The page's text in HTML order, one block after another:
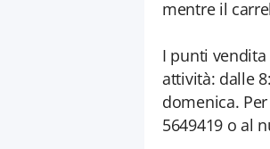
mentre il
I punti
attività: dalle
domenica.
5649419 o al